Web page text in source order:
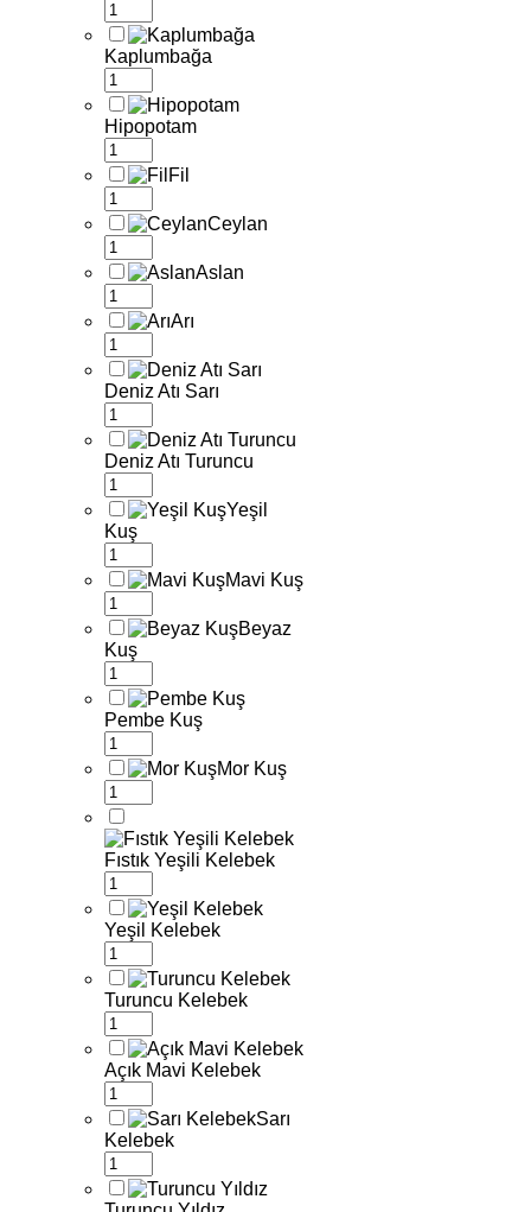
Kaplumbağa
Hipopotam
Fil
Ceylan
Aslan
Arı
Deniz Atı Sarı
Deniz Atı Turuncu
Yeşil
Kuş
Mavi Kuş
Beyaz
Kuş
Pembe Kuş
Mor Kuş
Fıstık Yeşili Kelebek
Yeşil Kelebek
Turuncu Kelebek
Açık Mavi Kelebek
Sarı
Kelebek